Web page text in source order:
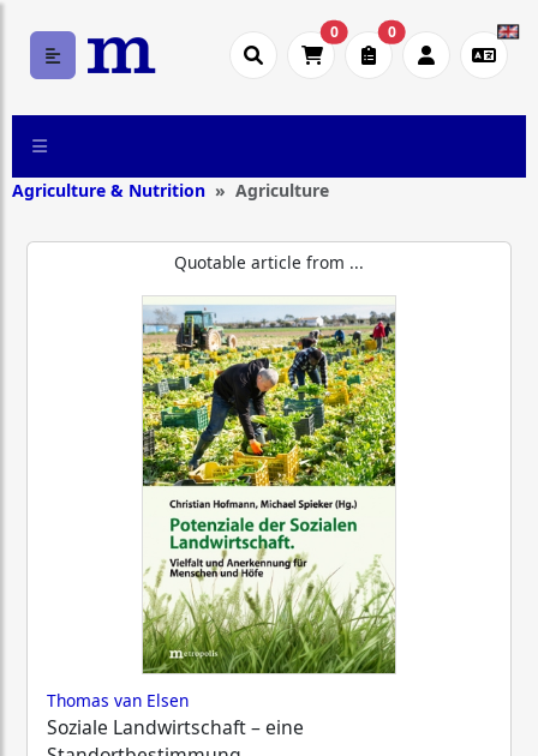
0 0
Agriculture & Nutrition Agriculture
Quotable article from ...
Thomas van Elsen
Soziale Landwirtschaft – eine